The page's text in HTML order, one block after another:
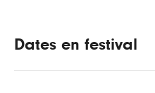
Dates en festival